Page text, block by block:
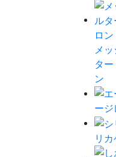
メ
タ
ン
ージ
リ